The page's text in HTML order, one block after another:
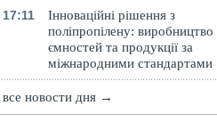
17:11
Інноваційні рішення з
поліпропілену: виробництво
ємностей та продукції за
міжнародними стандартами
все новости дня →